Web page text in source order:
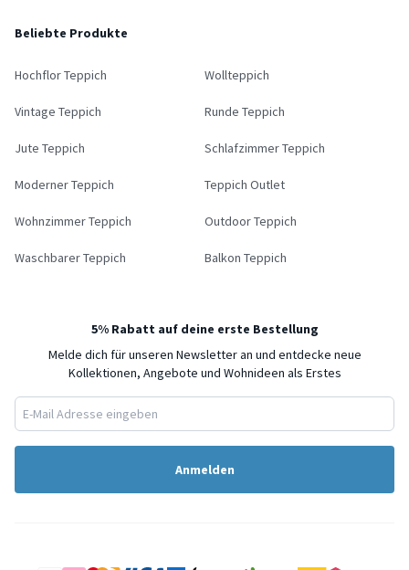
Beliebte Produkte
Hochflor Teppich Wollteppich
Vintage Teppich Runde Teppich
Jute Teppich Schlafzimmer Teppich
Moderner Teppich Teppich Outlet
Wohnzimmer Teppich Outdoor Teppich
Waschbarer Teppich Balkon Teppich
5% Rabatt auf deine erste Bestellung
Melde dich für unseren Newsletter an und entdecke neue
Kollektionen, Angebote und Wohnideen als Erstes
Anmelden